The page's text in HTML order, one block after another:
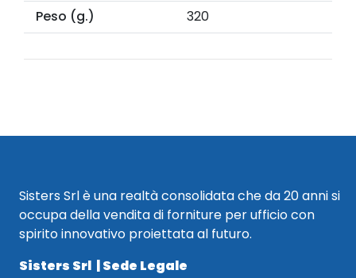
Peso (g.)
320
Sisters Srl è una realtà consolidata che da 20 anni si
occupa della vendita di forniture per ufficio con
spirito innovativo proiettata al futuro.
Sisters Srl | Sede Legale